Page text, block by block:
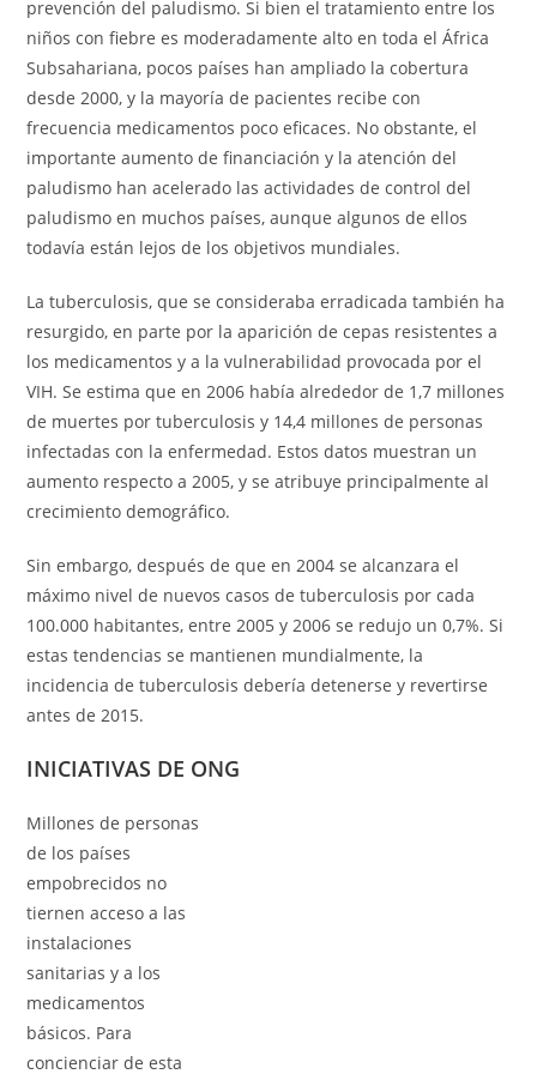
prevención del paludismo. Si bien el tratamiento entre los
niños con fiebre es moderadamente alto en toda el África
Subsahariana, pocos países han ampliado la cobertura
desde 2000, y la mayoría de pacientes recibe con
frecuencia medicamentos poco eficaces. No obstante, el
importante aumento de financiación y la atención del
paludismo han acelerado las actividades de control del
paludismo en muchos países, aunque algunos de ellos
todavía están lejos de los objetivos mundiales.
La tuberculosis, que se consideraba erradicada también ha
resurgido, en parte por la aparición de cepas resistentes a
los medicamentos y a la vulnerabilidad provocada por el
VIH. Se estima que en 2006 había alrededor de 1,7 millones
de muertes por tuberculosis y 14,4 millones de personas
infectadas con la enfermedad. Estos datos muestran un
aumento respecto a 2005, y se atribuye principalmente al
crecimiento demográfico.
Sin embargo, después de que en 2004 se alcanzara el
máximo nivel de nuevos casos de tuberculosis por cada
100.000 habitantes, entre 2005 y 2006 se redujo un 0,7%. Si
estas tendencias se mantienen mundialmente, la
incidencia de tuberculosis debería detenerse y revertirse
antes de 2015.
INICIATIVAS DE ONG
Millones de personas
de los países
empobrecidos no
tiernen acceso a las
instalaciones
sanitarias y a los
medicamentos
básicos. Para
concienciar de esta